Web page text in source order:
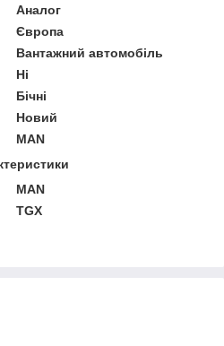
Аналог
Європа
Вантажний автомобіль
Ні
Бічні
Новий
MAN
MAN
TGX